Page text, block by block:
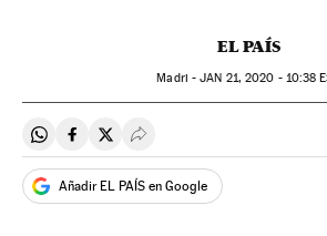
EL PAÍS
Madri -JAN 21, 2020 - 10:38
Compartir en Whatsapp
Compartir en Facebook
Compartir en Twitter
Desplegar Redes Sociales
Añadir EL PAÍS en Google